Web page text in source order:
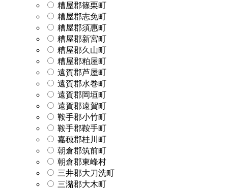
糟屋郡篠栗町
糟屋郡志免町
糟屋郡須惠町
糟屋郡新宮町
糟屋郡久山町
糟屋郡粕屋町
遠賀郡芦屋町
遠賀郡水巻町
遠賀郡岡垣町
遠賀郡遠賀町
鞍手郡小竹町
鞍手郡鞍手町
嘉穂郡桂川町
朝倉郡筑前町
朝倉郡東峰村
三井郡大刀洗町
三潴郡大木町